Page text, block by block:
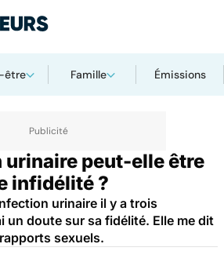
être Famille Émissions
urinaire peut-elle être
infidélité ?
urinaire il y a trois
un doute sur sa fidélité. Elle me dit
sexuels.